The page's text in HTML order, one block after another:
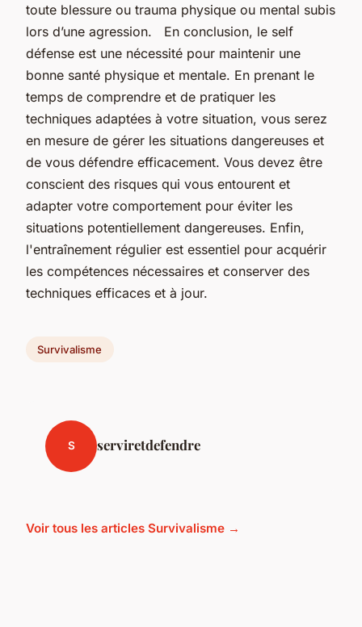
toute blessure ou trauma physique ou mental subis
lors d’une agression. En conclusion, le self
défense est une nécessité pour maintenir une
bonne santé physique et mentale. En prenant le
temps de comprendre et de pratiquer les
techniques adaptées à votre situation, vous serez
en mesure de gérer les situations dangereuses et
de vous défendre efficacement. Vous devez être
conscient des risques qui vous entourent et
adapter votre comportement pour éviter les
situations potentiellement dangereuses. Enfin,
l'entraînement régulier est essentiel pour acquérir
les compétences nécessaires et conserver des
techniques efficaces et à jour.
Survivalisme
S serviretdefendre
Voir tous les articles Survivalisme →